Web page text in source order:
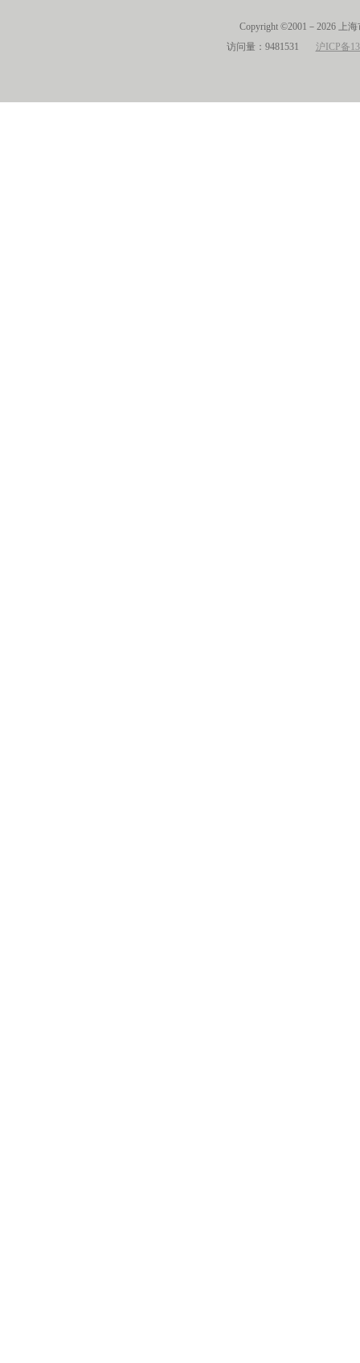
Copyright ©2001－2026 上
访问量：9481531 沪ICP备